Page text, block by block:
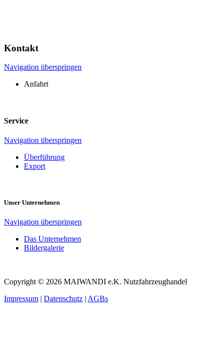
Kontakt
Navigation überspringen
Anfahrt
Service
Navigation überspringen
Überführung
Export
Unser Unternehmen
Navigation überspringen
Das Unternehmen
Bildergalerie
Copyright © 2026 MAIWANDI e.K. Nutzfahrzeughandel
Impressum | Datenschutz | AGBs